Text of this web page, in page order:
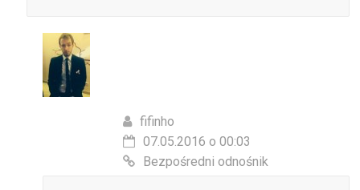
fifinho
07.05.2016 o 00:03
Bezpośredni odnośnik